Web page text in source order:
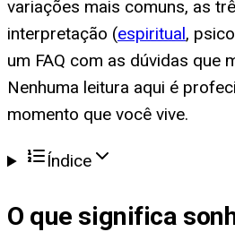
variações mais comuns, as
interpretação (espiritual,
um FAQ com as dúvidas que
Nenhuma leitura aqui é
momento que você vive.
Índice
O que significa